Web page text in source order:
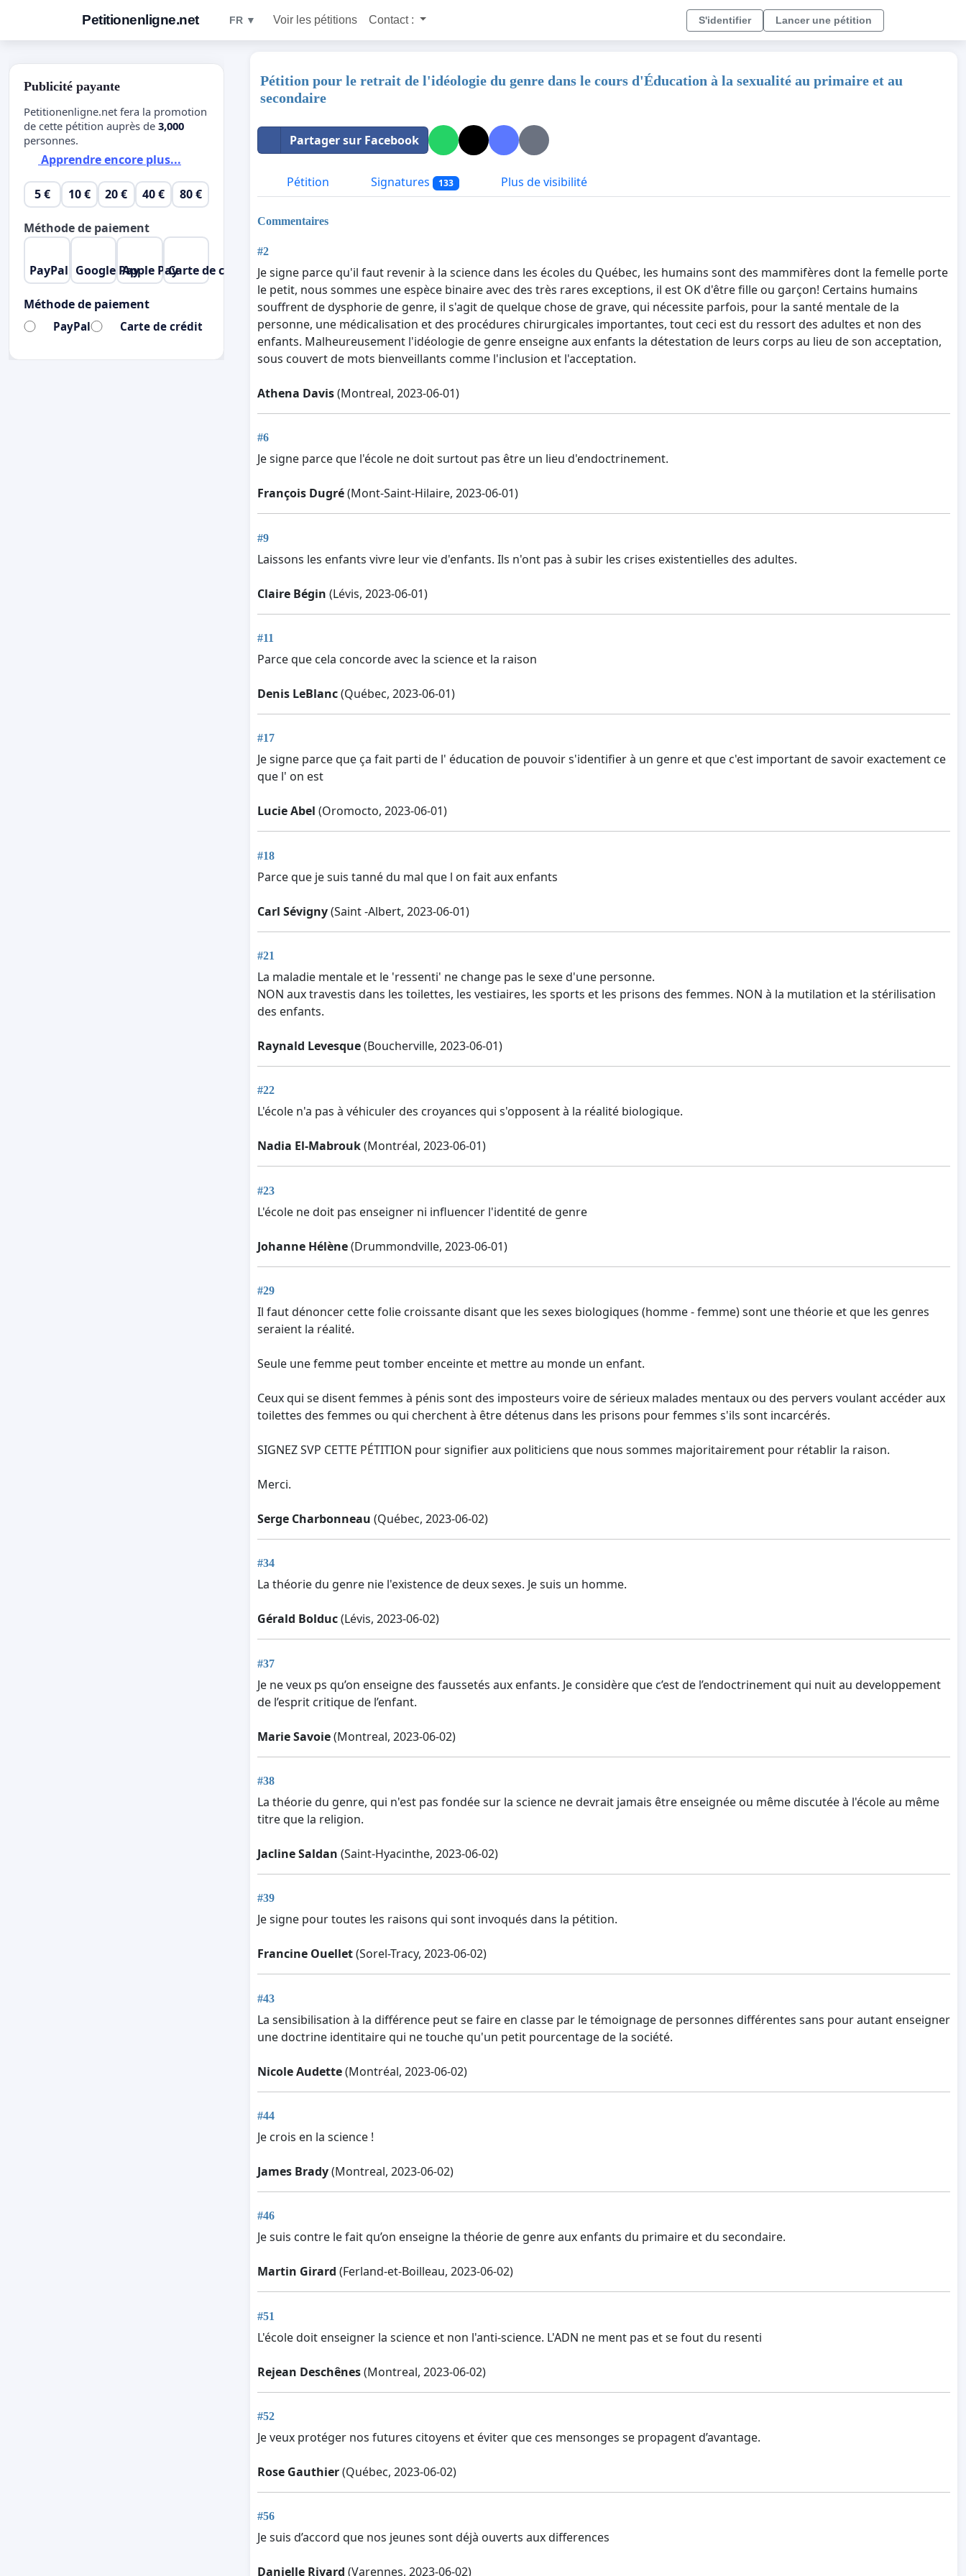
Petitionenligne.net FR ▼ Voir les pétitions Contact : S'identifier Lancer une pétition
Pétition pour le retrait de l'idéologie du genre dans le cours d'Éducation à la sexualité au primaire et au
secondaire
Partager sur Facebook
Pétition Signatures 133 Plus de visibilité
Commentaires
#2
Je signe parce qu'il faut revenir à la science dans les écoles du Québec, les humains sont des mammifères dont la femelle porte
le petit, nous sommes une espèce binaire avec des très rares exceptions, il est OK d'être fille ou garçon! Certains humains
souffrent de dysphorie de genre, il s'agit de quelque chose de grave, qui nécessite parfois, pour la santé mentale de la
personne, une médicalisation et des procédures chirurgicales importantes, tout ceci est du ressort des adultes et non des
enfants. Malheureusement l'idéologie de genre enseigne aux enfants la détestation de leurs corps au lieu de son acceptation,
sous couvert de mots bienveillants comme l'inclusion et l'acceptation.
Athena Davis(Montreal, 2023-06-01)
#6
Je signe parce que l'école ne doit surtout pas être un lieu d'endoctrinement.
François Dugré(Mont-Saint-Hilaire, 2023-06-01)
#9
Laissons les enfants vivre leur vie d'enfants. Ils n'ont pas à subir les crises existentielles des adultes.
Claire Bégin (Lévis, 2023-06-01)
#11
Parce que cela concorde avec la science et la raison
Denis LeBlanc(Québec, 2023-06-01)
#17
Je signe parce que ça fait parti de l' éducation de pouvoir s'identifier à un genre et que c'est important de savoir exactement ce
que l' on est
Lucie Abel (Oromocto, 2023-06-01)
#18
Parce que je suis tanné du mal que l on fait aux enfants
Carl Sévigny(Saint -Albert, 2023-06-01)
#21
La maladie mentale et le 'ressenti' ne change pas le sexe d'une personne.
NON aux travestis dans les toilettes, les vestiaires, les sports et les prisons des femmes. NON à la mutilation et la stérilisation
des enfants.
Raynald Levesque(Boucherville, 2023-06-01)
#22
L'école n'a pas à véhiculer des croyances qui s'opposent à la réalité biologique.
Nadia El-Mabrouk(Montréal, 2023-06-01)
#23
L'école ne doit pas enseigner ni influencer l'identité de genre
Johanne Hélène(Drummondville, 2023-06-01)
#29
Il faut dénoncer cette folie croissante disant que les sexes biologiques (homme - femme) sont une théorie et que les genres
seraient la réalité.
Seule une femme peut tomber enceinte et mettre au monde un enfant.
Ceux qui se disent femmes à pénis sont des imposteurs voire de sérieux malades mentaux ou des pervers voulant accéder aux
toilettes des femmes ou qui cherchent à être détenus dans les prisons pour femmes s'ils sont incarcérés.
SIGNEZ SVP CETTE PÉTITION pour signifier aux politiciens que nous sommes majoritairement pour rétablir la raison.
Merci.
Serge Charbonneau (Québec, 2023-06-02)
#34
La théorie du genre nie l'existence de deux sexes. Je suis un homme.
Gérald Bolduc(Lévis, 2023-06-02)
#37
Je ne veux ps qu’on enseigne des faussetés aux enfants. Je considère que c’est de l’endoctrinement qui nuit au developpement
de l’esprit critique de l’enfant.
Marie Savoie(Montreal, 2023-06-02)
#38
La théorie du genre, qui n'est pas fondée sur la science ne devrait jamais être enseignée ou même discutée à l'école au même
titre que la religion.
Jacline Saldan (Saint-Hyacinthe, 2023-06-02)
#39
Je signe pour toutes les raisons qui sont invoqués dans la pétition.
Francine Ouellet(Sorel-Tracy, 2023-06-02)
#43
La sensibilisation à la différence peut se faire en classe par le témoignage de personnes différentes sans pour autant enseigner
une doctrine identitaire qui ne touche qu'un petit pourcentage de la société.
Nicole Audette(Montréal, 2023-06-02)
#44
Je crois en la science !
James Brady(Montreal, 2023-06-02)
#46
Je suis contre le fait qu’on enseigne la théorie de genre aux enfants du primaire et du secondaire.
Martin Girard (Ferland-et-Boilleau, 2023-06-02)
#51
L'école doit enseigner la science et non l'anti-science. L'ADN ne ment pas et se fout du resenti
Rejean Deschênes(Montreal, 2023-06-02)
#52
Je veux protéger nos futures citoyens et éviter que ces mensonges se propagent d’avantage.
Rose Gauthier(Québec, 2023-06-02)
#56
Je suis d’accord que nos jeunes sont déjà ouverts aux differences
Danielle Rivard (Varennes, 2023-06-02)
Publicité payante
Petitionenligne.net fera la promotion
de cette pétition auprès de 3,000
personnes.
Apprendre encore plus...
5 € 10 € 20 € 40 € 80 €
Méthode de paiement
PayPal Google PayApple PayCarte de crédit
Méthode de paiement
PayPal Carte de crédit